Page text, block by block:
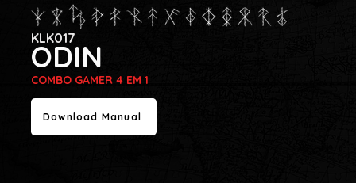
ODIN
KLK017
COMBO GAMER 4 EM 1
Download Manual